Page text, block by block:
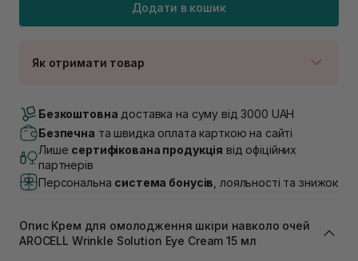
Додати в кошик
Як отримати товар
В наявності
Самовивіз м. Луцьк, вул. Винниченка 4
В наявності
Самовивіз м. Львів, вул. Академіка Підстригача, 1В
(Duck’s Lake)
В наявності
В наявності
Самовивіз м. Львів, вул. Степана Бандери 45
Безкоштовна доставка на суму від 3000 UAH
Безпечна та швидка оплата карткою на сайті
Лише сертифікована продукція від офіційних
партнерів
Персональна система бонусів , лояльності та знижок
Опис Крем для омолодження шкіри навколо очей
AROCELL Wrinkle Solution Eye Cream 15 мл